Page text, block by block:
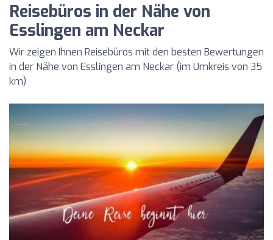
Reisebüros in der Nähe von
Esslingen am Neckar
Wir zeigen Ihnen Reisebüros mit den besten Bewertungen
in der Nähe von Esslingen am Neckar (im Umkreis von 35
km)